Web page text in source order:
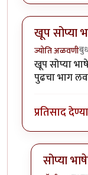
खूप सोप्या
ज्योति अळवणी
खूप सोप्या
पुढचा भाग
प्रतिसाद
सोप्या